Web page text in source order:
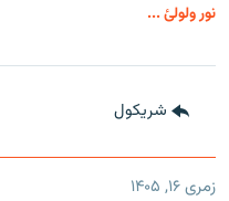
نور ولولئ ...
شريکول
زمری ۱۶, ۱۴۰۵